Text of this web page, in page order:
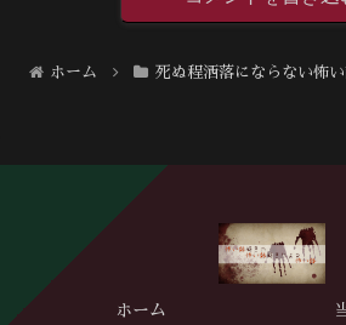
ホーム 死ぬ程洒落にならない怖い
ホーム